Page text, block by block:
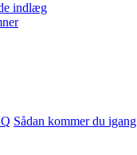
indlæg
Sådan kommer du igang